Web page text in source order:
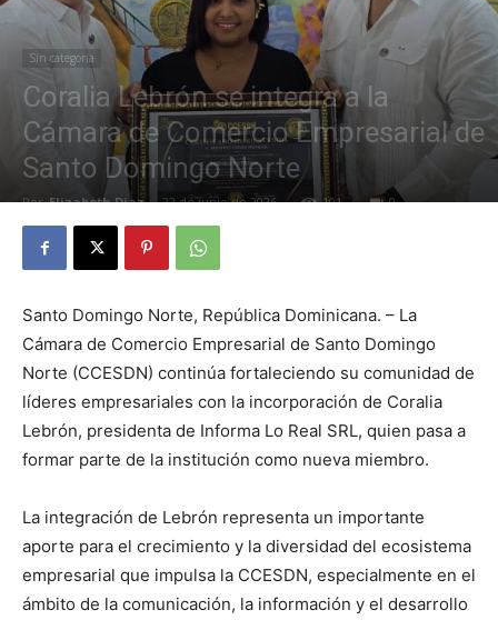
Sin categoría
Coralia Lebrón se integra a la
Cámara de Comercio Empresarial de
Santo Domingo Norte
Por Elizabeth Diaz - 22 de junio de 2026 101 0
Santo Domingo Norte, República Dominicana. – La
Cámara de Comercio Empresarial de Santo Domingo
Norte (CCESDN) continúa fortaleciendo su comunidad de
líderes empresariales con la incorporación de Coralia
Lebrón, presidenta de Informa Lo Real SRL, quien pasa a
formar parte de la institución como nueva miembro.
La integración de Lebrón representa un importante
aporte para el crecimiento y la diversidad del ecosistema
empresarial que impulsa la CCESDN, especialmente en el
ámbito de la comunicación, la información y el desarrollo